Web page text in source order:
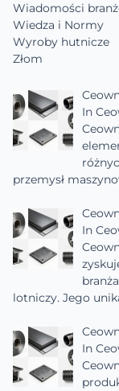
Wiadomości
Wiedza i Normy
Wyroby hutnicze
Złom
In
przemysł
In
lotniczy. Jego
In